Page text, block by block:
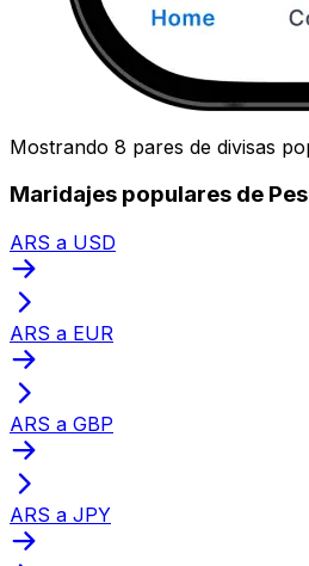
Mostrando 8 pares de divisas
Maridajes populares de
ARS a USD
ARS a EUR
ARS a GBP
ARS a JPY